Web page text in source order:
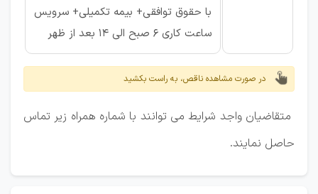
با حقوق توافقی+ بیمه تکمیلی+ سرویس
ساعت کاری 6 صبح الی 14 بعد از ظهر
در صورت مشاهده ناقص، به راست بکشید
متقاضیان واجد شرایط می توانند با شماره همراه زیر تماس
حاصل نمایند.